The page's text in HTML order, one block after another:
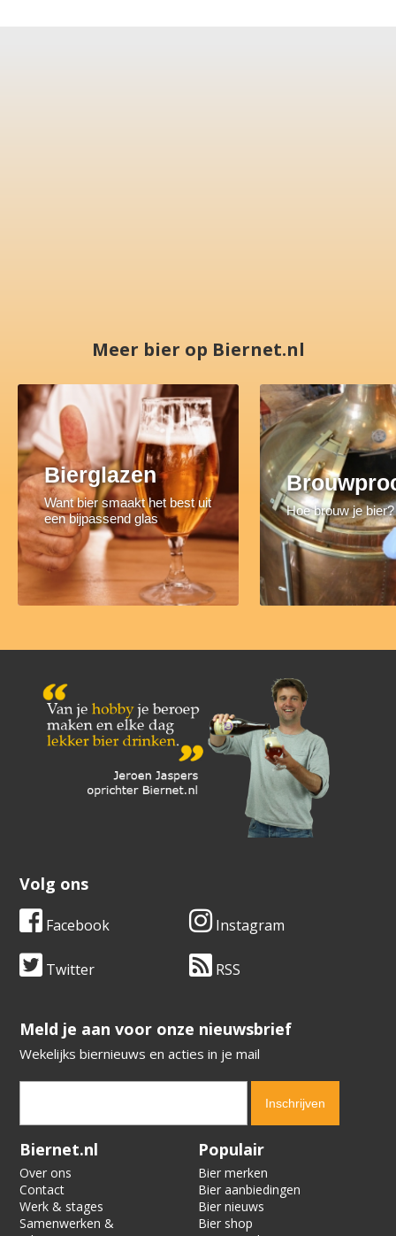
Meer bier op Biernet.nl
Bierglazen
Want bier smaakt het best uit
een bijpassend glas
Hoe brouw je bier?
Volg ons
Facebook Instagram
Twitter RSS
​​​​​​​Meld je aan voor onze nieuwsbrief
Wekelijks biernieuws en acties in je mail
Verification code:
Biernet.nl
Over ons
Contact
Werk & stages
Samenwerken &
Populair
Bier merken
Bier aanbiedingen
Bier nieuws
Bier shop